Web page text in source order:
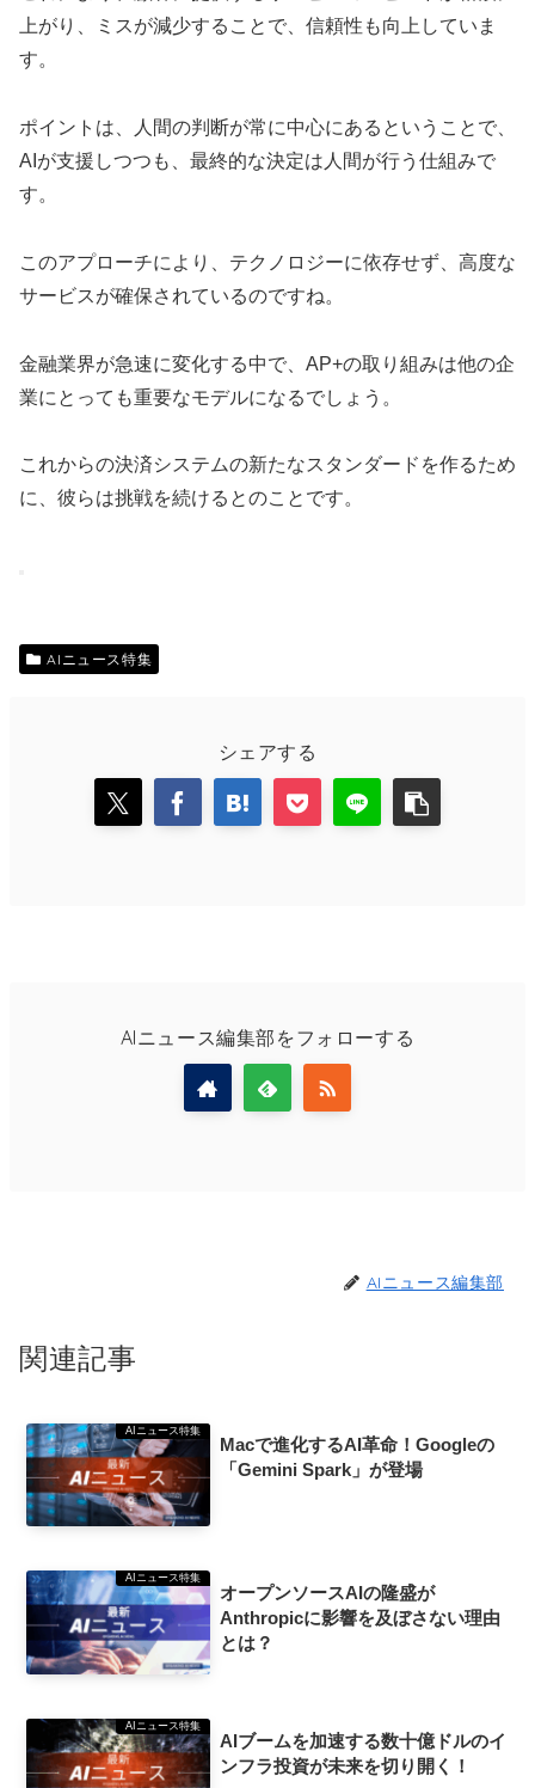
上がり、ミスが減少することで、信頼性も向上していま
す。
ポイントは、人間の判断が常に中心にあるということで、
AIが支援しつつも、最終的な決定は人間が行う仕組みで
す。
このアプローチにより、テクノロジーに依存せず、高度な
サービスが確保されているのですね。
金融業界が急速に変化する中で、AP+の取り組みは他の企
業にとっても重要なモデルになるでしょう。
これからの決済システムの新たなスタンダードを作るため
に、彼らは挑戦を続けるとのことです。
AIニュース特集
シェアする
AIニュース編集部をフォローする
AIニュース編集部
関連記事
AIニュース特集
Macで進化するAI革命！Googleの
「Gemini Spark」が登場
AIニュース特集
オープンソースAIの隆盛が
Anthropicに影響を及ぼさない理由
とは？
AIニュース特集
AIブームを加速する数十億ドルのイ
ンフラ投資が未来を切り開く！